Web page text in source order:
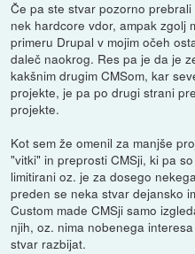
Če pa ste stvar pozorno
nek hardcore vdor, ampak zgolj
primeru Drupal v mojim očeh
daleč naokrog. Res pa je da je
kakšnim drugim CMSom, kar
projekte, je pa po drugi strani
projekte.
Kot sem že omenil za manjše
"vitki" in preprosti CMSji, ki pa
limitirani oz. je za dosego
preden se neka stvar dejansko
Custom made CMSji samo
njih, oz. nima nobenega
stvar razbijat.